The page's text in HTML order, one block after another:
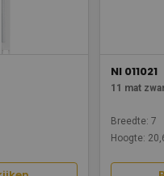
NI 011021
11 mat
Breedte: 7
Hoogte: